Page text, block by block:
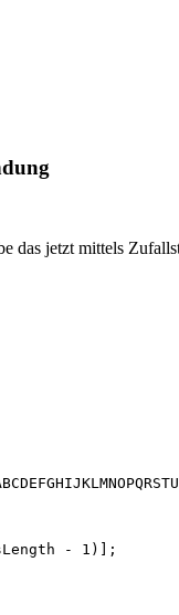
das jetzt mittels